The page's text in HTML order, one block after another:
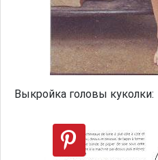
Выкройка головы куколки: